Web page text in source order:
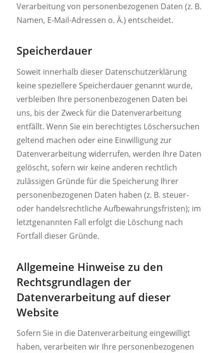
Verarbeitung von personenbezogenen Daten (z. B.
Namen, E-Mail-Adressen o. Ä.) entscheidet.
Speicherdauer
Soweit innerhalb dieser Datenschutzerklärung
keine speziellere Speicherdauer genannt wurde,
verbleiben Ihre personenbezogenen Daten bei
uns, bis der Zweck für die Datenverarbeitung
entfällt. Wenn Sie ein berechtigtes Löschersuchen
geltend machen oder eine Einwilligung zur
Datenverarbeitung widerrufen, werden Ihre Daten
gelöscht, sofern wir keine anderen rechtlich
zulässigen Gründe für die Speicherung Ihrer
personenbezogenen Daten haben (z. B. steuer-
oder handelsrechtliche Aufbewahrungsfristen); im
letztgenannten Fall erfolgt die Löschung nach
Fortfall dieser Gründe.
Allgemeine Hinweise zu den
Rechtsgrundlagen der
Datenverarbeitung auf dieser
Website
Sofern Sie in die Datenverarbeitung eingewilligt
haben, verarbeiten wir Ihre personenbezogenen